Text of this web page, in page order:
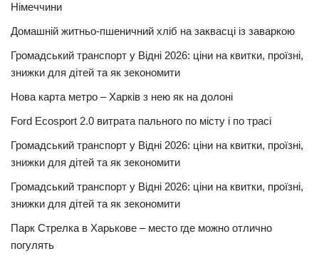
Німеччини
Домашній житньо-пшеничний хліб на заквасці із заваркою
Громадський транспорт у Відні 2026: ціни на квитки, проїзні,
знижки для дітей та як зекономити
Нова карта метро – Харків з нею як на долоні
Ford Ecosport 2.0 витрата пального по місту і по трасі
Громадський транспорт у Відні 2026: ціни на квитки, проїзні,
знижки для дітей та як зекономити
Громадський транспорт у Відні 2026: ціни на квитки, проїзні,
знижки для дітей та як зекономити
Парк Стрелка в Харькове – место где можно отлично
погулять